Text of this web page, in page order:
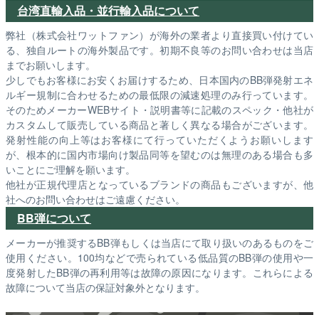
台湾直輸入品・並行輸入品について
弊社（株式会社ワットファン）が海外の業者より直接買い付けてい
る、独自ルートの海外製品です。初期不良等のお問い合わせは当店
までお願いします。
少しでもお客様にお安くお届けするため、日本国内のBB弾発射エネ
ルギー規制に合わせるための最低限の減速処理のみ行っています。
そのためメーカーWEBサイト・説明書等に記載のスペック・他社が
カスタムして販売している商品と著しく異なる場合がございます。
発射性能の向上等はお客様にて行っていただくようお願いします
が、根本的に国内市場向け製品同等を望むのは無理のある場合も多
いことにご理解を願います。
他社が正規代理店となっているブランドの商品もございますが、他
社へのお問い合わせはご遠慮ください。
BB弾について
メーカーが推奨するBB弾もしくは当店にて取り扱いのあるものをご
使用ください。100均などで売られている低品質のBB弾の使用や一
度発射したBB弾の再利用等は故障の原因になります。これらによる
故障について当店の保証対象外となります。